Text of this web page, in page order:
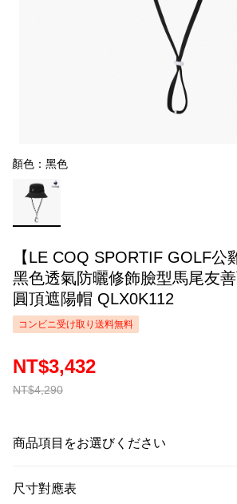
顏色：黑色
【LE COQ SPORTIF GOLF公
黑色透氣防曬修飾臉型馬尾友
圓頂遮陽帽 QLX0K112
コンビニ受け取り送料無料
NT$4,290
NT$3,432
商品項目をお選びください
尺寸對應表